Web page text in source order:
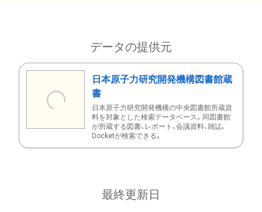
データの提供元
日本原子力研究開発機構図書館蔵
書
日本原子力研究開発機構の中央図書館所蔵資
料を対象とした検索データベース。同図書館
が所蔵する図書、レポート、会議資料、雑誌、
Docketが検索できる。
最終更新日